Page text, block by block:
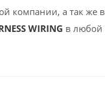
компании, а так же
WIRING в любой